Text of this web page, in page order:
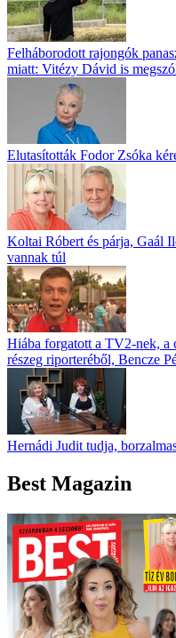
Felháborodott rajongók
miatt: Vitézy Dávid is
Elutasították Fodor Zsóka
Koltai Róbert és párja, Gaál
vannak túl
Hiába forgatott a TV2-nek, a
részeg riporteréből, Bencze
Hernádi Judit tudja,
Best Magazin